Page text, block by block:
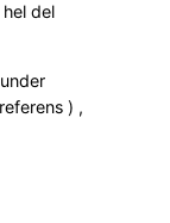
del
) ,